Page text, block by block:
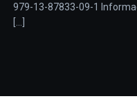
979-13-87833-09-1
[...]